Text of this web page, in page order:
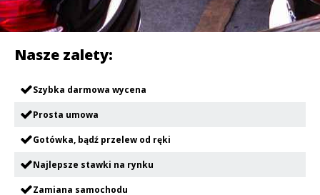
Nasze zalety:
Szybka darmowa wycena
Prosta umowa
Gotówka, bądź przelew od ręki
Najlepsze stawki na rynku
Zamiana samochodu